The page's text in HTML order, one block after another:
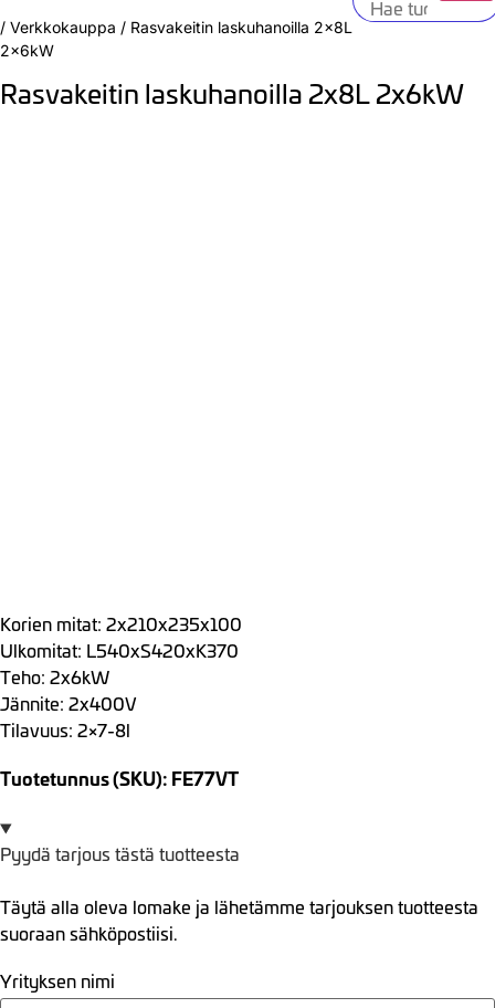
/ Verkkokauppa / Rasvakeitin laskuhanoilla 2x8L
2x6kW
Rasvakeitin laskuhanoilla 2x8L 2x6kW
Korien mitat: 2x210x235x100
Ulkomitat: L540xS420xK370
Teho: 2x6kW
Jännite: 2x400V
Tilavuus: 2×7-8l
Tuotetunnus (SKU): FE77VT
Pyydä tarjous tästä tuotteesta
Täytä alla oleva lomake ja lähetämme tarjouksen tuotteesta
suoraan sähköpostiisi.
Yrityksen nimi